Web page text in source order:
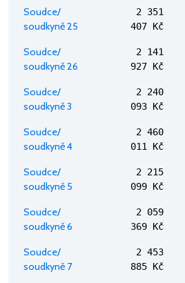
Soudce/
soudkyně 25
2 351
407 Kč
Soudce/
soudkyně 26
2 141
927 Kč
Soudce/
soudkyně 3
2 240
093 Kč
Soudce/
soudkyně 4
2 460
011 Kč
Soudce/
soudkyně 5
2 215
099 Kč
Soudce/
soudkyně 6
2 059
369 Kč
Soudce/
soudkyně 7
2 453
885 Kč